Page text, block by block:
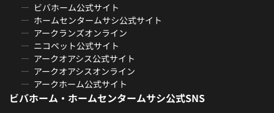
ビバホーム公式サイト
ホームセンタームサシ公式サイト
アークランズオンライン
ニコペット公式サイト
アークオアシス公式サイト
アークオアシスオンライン
アークホーム公式サイト
ビバホーム・ホームセンタームサシ公式SNS